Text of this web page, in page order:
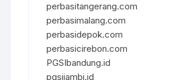
perbasitangerang.com
perbasimalang.com
perbasidepok.com
perbasicirebon.com
PGSIbandung.id
pgsijambi.id